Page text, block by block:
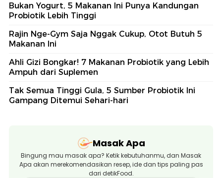
Bukan Yogurt, 5 Makanan Ini Punya Kandungan
Probiotik Lebih Tinggi
Rajin Nge-Gym Saja Nggak Cukup, Otot Butuh 5
Makanan Ini
Ahli Gizi Bongkar! 7 Makanan Probiotik yang Lebih
Ampuh dari Suplemen
Tak Semua Tinggi Gula, 5 Sumber Probiotik Ini
Gampang Ditemui Sehari-hari
Masak Apa
Bingung mau masak apa? Ketik kebutuhanmu, dan Masak
Apa akan merekomendasikan resep, ide dan tips paling pas
dari detikFood.